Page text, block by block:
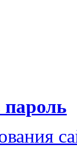
пароль